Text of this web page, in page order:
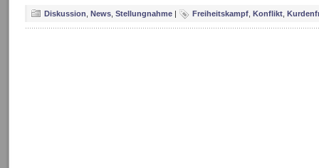
Diskussion News Stellungnahme | Freiheitskampf Konflikt